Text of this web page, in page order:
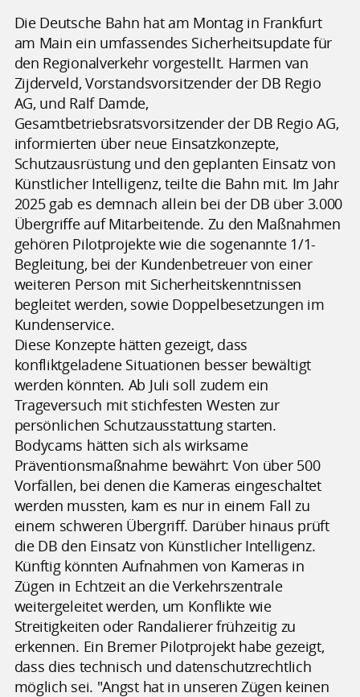
Die Deutsche Bahn hat am Montag in Frankfurt
am Main ein umfassendes Sicherheitsupdate für
den Regionalverkehr vorgestellt. Harmen van
Zijderveld, Vorstandsvorsitzender der DB Regio
AG, und Ralf Damde,
Gesamtbetriebsratsvorsitzender der DB Regio AG,
informierten über neue Einsatzkonzepte,
Schutzausrüstung und den geplanten Einsatz von
Künstlicher Intelligenz, teilte die Bahn mit. Im Jahr
2025 gab es demnach allein bei der DB über 3.000
Übergriffe auf Mitarbeitende. Zu den Maßnahmen
gehören Pilotprojekte wie die sogenannte 1/1-
Begleitung, bei der Kundenbetreuer von einer
weiteren Person mit Sicherheitskenntnissen
begleitet werden, sowie Doppelbesetzungen im
Kundenservice.
Diese Konzepte hätten gezeigt, dass
konfliktgeladene Situationen besser bewältigt
werden könnten. Ab Juli soll zudem ein
Trageversuch mit stichfesten Westen zur
persönlichen Schutzausstattung starten.
Bodycams hätten sich als wirksame
Präventionsmaßnahme bewährt: Von über 500
Vorfällen, bei denen die Kameras eingeschaltet
werden mussten, kam es nur in einem Fall zu
einem schweren Übergriff. Darüber hinaus prüft
die DB den Einsatz von Künstlicher Intelligenz.
Künftig könnten Aufnahmen von Kameras in
Zügen in Echtzeit an die Verkehrszentrale
weitergeleitet werden, um Konflikte wie
Streitigkeiten oder Randalierer frühzeitig zu
erkennen. Ein Bremer Pilotprojekt habe gezeigt,
dass dies technisch und datenschutzrechtlich
möglich sei. "Angst hat in unseren Zügen keinen